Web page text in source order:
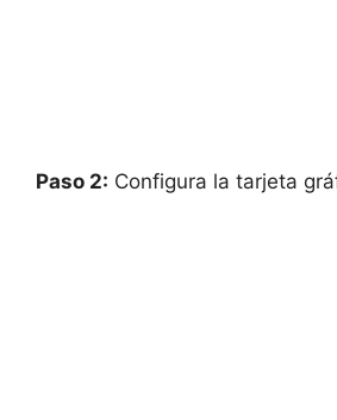
Paso 2: Configura la tarjeta